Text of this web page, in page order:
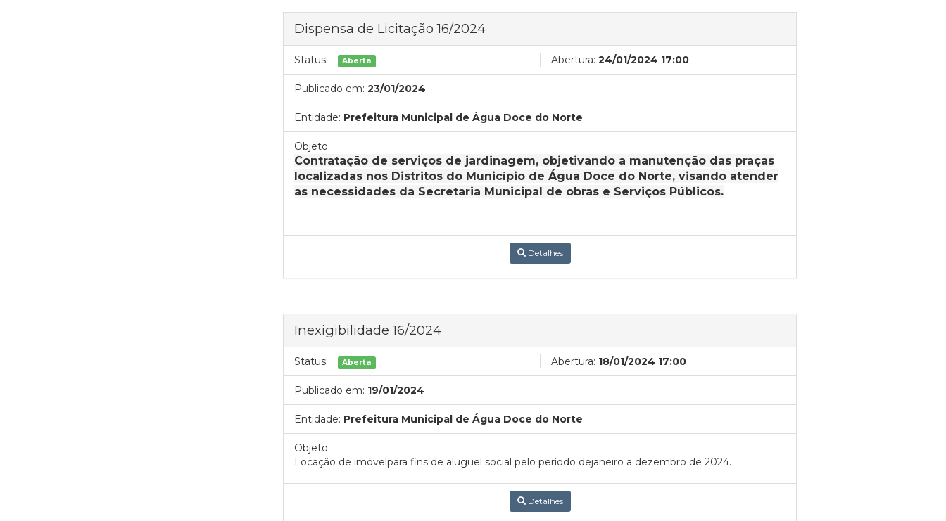
Dispensa de Licitação 16/2024
Status: Aberta Abertura: 24/01/2024 17:00
Publicado em: 23/01/2024
Entidade: Prefeitura Municipal de Água Doce do Norte
Objeto:
Contratação de serviços de jardinagem, objetivando a manutenção das praças
localizadas nos Distritos do Município de Água Doce do Norte, visando atender
as necessidades da Secretaria Municipal de obras e Serviços Públicos.
Detalhes
Inexigibilidade 16/2024
Status: Aberta Abertura: 18/01/2024 17:00
Publicado em: 19/01/2024
Entidade: Prefeitura Municipal de Água Doce do Norte
Objeto:
Locação de imóvelpara fins de aluguel social pelo período dejaneiro a dezembro de 2024.
Detalhes